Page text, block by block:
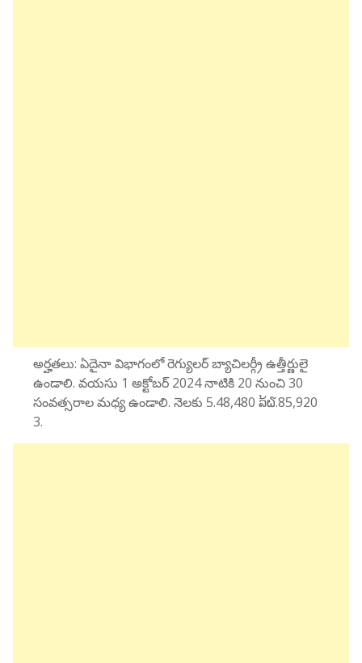
అర్హతలు: ఏదైనా విభాగంలో రెగ్యులర్ బ్యాచిలర్గ్రీ ఉత్తీర్ణులై
ఉండాలి. వయసు 1 అక్టోబర్ 2024 నాటికి 20 నుంచి 30
సంవత్సరాల మధ్య ఉండాలి. నెలకు 5.48,480 ລ້໖.85,920
3.